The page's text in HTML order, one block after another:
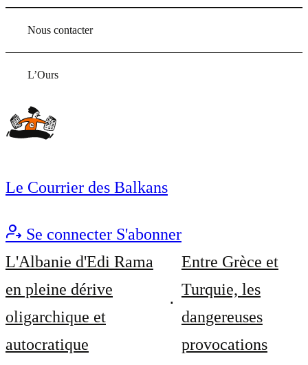
Nous contacter
L’Ours
Le Courrier des Balkans
Se connecter S'abonner
L'Albanie d'Edi Rama
en pleine dérive
oligarchique et
autocratique
Entre Grèce et
Turquie, les
dangereuses
provocations